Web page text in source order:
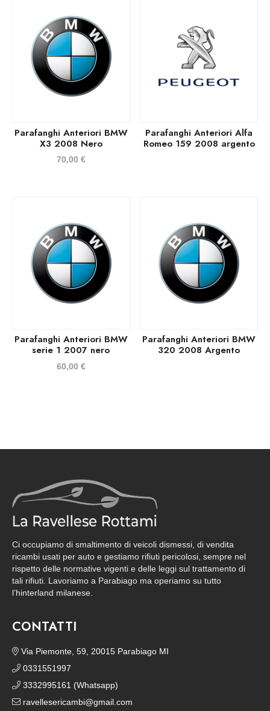
Parafanghi Anteriori BMW
X3 2008 Nero
70,00 €
Parafanghi Anteriori Alfa
Romeo 159 2008 argento
Parafanghi Anteriori BMW
serie 1 2007 nero
60,00 €
Parafanghi Anteriori BMW
320 2008 Argento
Ci occupiamo di smaltimento di veicoli dismessi, di vendita
ricambi usati per auto e gestiamo rifiuti pericolosi, sempre nel
rispetto delle normative vigenti e delle leggi sul trattamento di
tali rifiuti. Lavoriamo a Parabiago ma operiamo su tutto
l’hinterland milanese.
CONTATTI
Via Piemonte, 59, 20015 Parabiago MI
0331551997
3332995161 (Whatsapp)
ravellesericambi@gmail.com